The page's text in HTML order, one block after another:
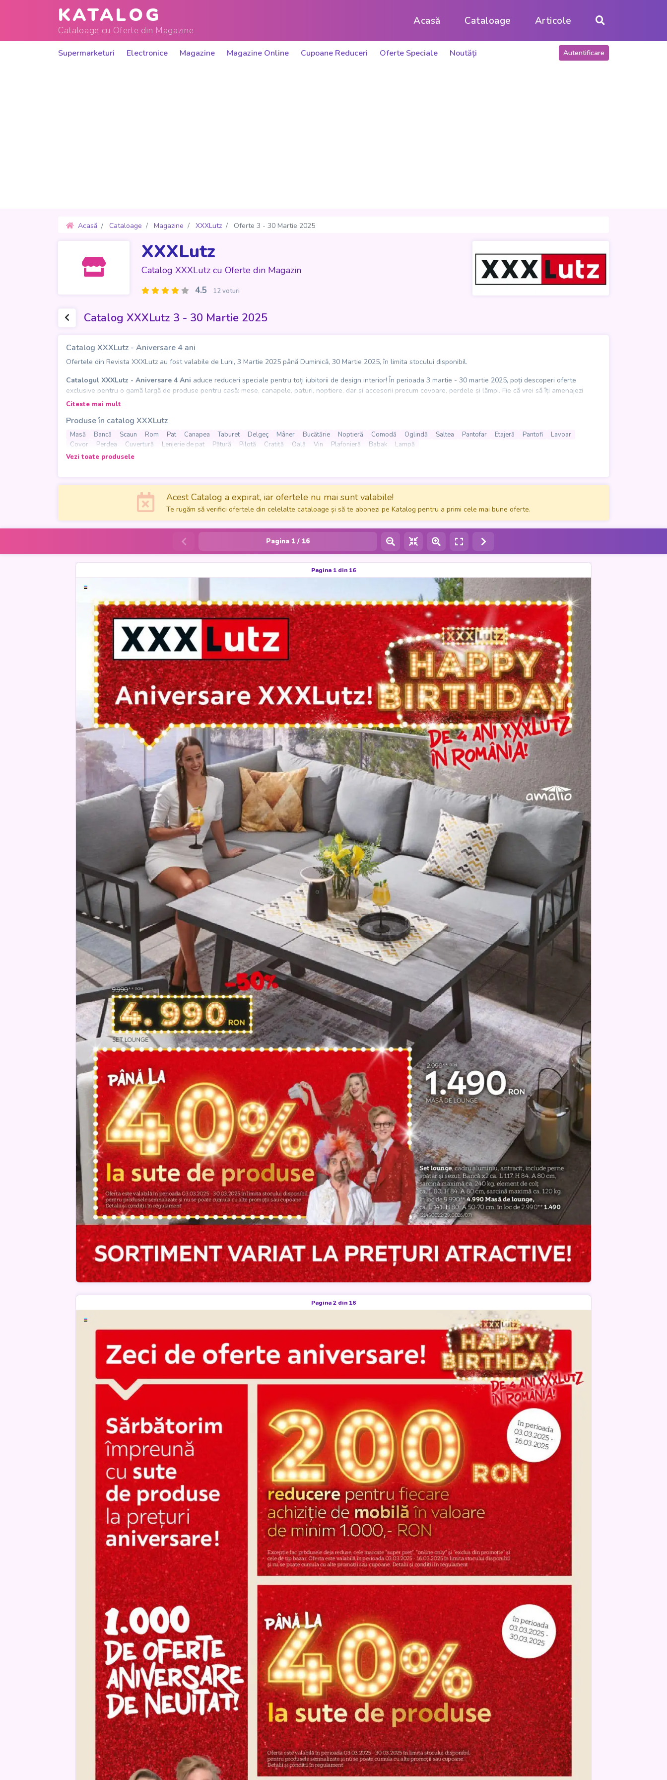
KATALOG
Cataloage cu Oferte din Magazine
Acasă Cataloage Articole
Supermarketuri Electronice Magazine Magazine Online Cupoane Reduceri Oferte Speciale Noutăți Autentificare
Acasă Cataloage Magazine XXXLutz Oferte 3 - 30 Martie 2025
XXXLutz
Catalog XXXLutz cu Oferte din Magazin
4.5 12 voturi
Catalog XXXLutz 3 - 30 Martie 2025
Catalog XXXLutz - Aniversare 4 ani
Ofertele din Revista XXXLutz au fost valabile de Luni, 3 Martie 2025 până Duminică, 30 Martie 2025, în limita stocului disponibil.
Catalogul XXXLutz - Aniversare 4 Ani aduce reduceri speciale pentru toți iubitorii de design interior! În perioada 3 martie - 30 martie 2025, poți descoperi oferte
exclusive pentru o gamă largă de produse pentru casă: mese, canapele, paturi, noptiere, dar și accesorii precum covoare, perdele și lămpi. Fie că vrei să îți amenajezi
dormitorul, livingul sau bucătăria, XXXLutz te ajută să îți faci casa mai confortabilă și mai stilată, cu prețuri care te vor surprinde plăcut.
Nu rata ocazia de a sărbători 4 ani de XXXLutz cu reduceri incredibile! Aruncă o privire în
Citeste mai mult
Produse în catalog XXXLutz
Masă Bancă Scaun Rom Pat Canapea Taburet Delgeç Mâner Bucătărie Noptieră Comodă Oglindă Saltea Pantofar Etajeră Pantofi
Lavoar
Covor
Perdea Cuvertură Lenjerie de pat Pătură Pilotă Cratiță Oală Vin Plafonieră Babak
Lampă
Vezi toate produsele
Acest Catalog a expirat, iar ofertele nu mai sunt valabile!
Te rugăm să verifici ofertele din celelalte cataloage și să te abonezi pe Katalog pentru a primi cele mai bune oferte.
Pagina 1 / 16
Pagina 1 din 16
Pagina 2 din 16